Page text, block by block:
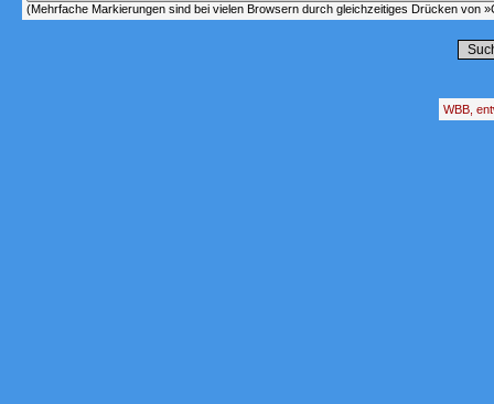
(Mehrfache Markierungen sind bei vielen Browsern durch gleichzeitiges Drücken von
WBB,